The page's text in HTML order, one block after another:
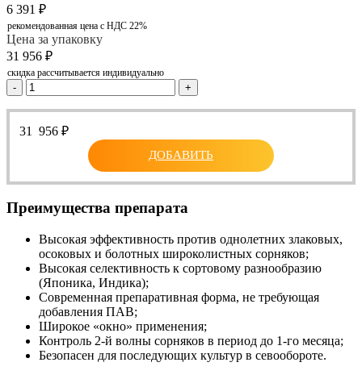
6 391 ₽
рекомендованная цена с НДС 22%
Цена за упаковку
31 956 ₽
скидка рассчитывается индивидуально
- +
31 956 ₽
ДОБАВИТЬ
Преимущества препарата
Высокая эффективность против однолетних злаковых,
осоковых и болотных широколистных сорняков;
Высокая селективность к сортовому разнообразию
(Японика, Индика);
Современная препаративная форма, не требующая
добавления ПАВ;
Широкое «окно» применения;
Контроль 2-й волны сорняков в период до 1-го месяца;
Безопасен для последующих культур в севообороте.